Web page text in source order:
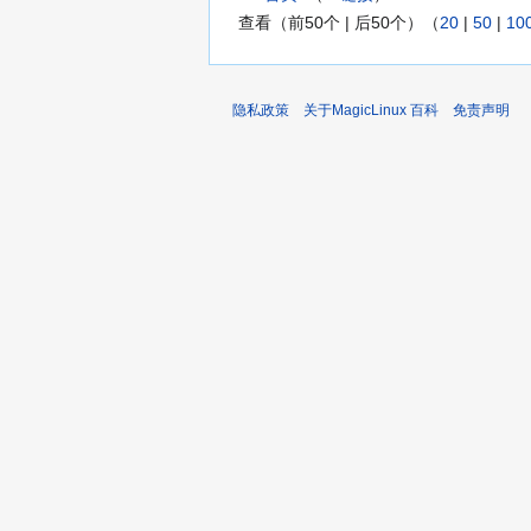
查看（前50个 | 后50个）（20 | 50 |
隐私政策 关于MagicLinux 百科 免责声明